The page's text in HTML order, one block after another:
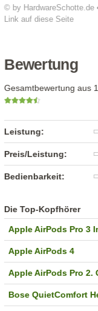
© by HardwareSchotte.de
Link auf diese Seite
Bewertung
Gesamtbewertung aus
Leistung:
Preis/Leistung:
Bedienbarkeit:
Die Top-Kopfhörer
Apple AirPods Pro 3
Apple AirPods 4
Apple AirPods Pro 2.
Bose QuietComfort